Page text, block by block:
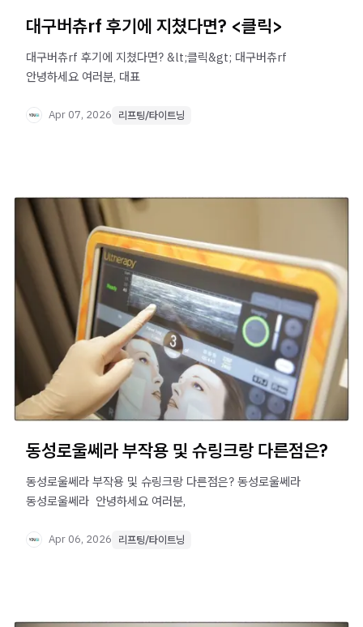
대구버츄rf 후기에 지쳤다면? <클릭>
대구버츄rf 후기에 지쳤다면? &lt;클릭&gt; 대구버츄rf ​
안녕하세요 여러분, 대표
Apr 07, 2026 리프팅/타이트닝
동성로울쎄라 부작용 및 슈링크랑 다른점은?
동성로울쎄라 부작용 및 슈링크랑 다른점은? 동성로울쎄라
동성로울쎄라 ​ 안녕하세요 여러분,
Apr 06, 2026 리프팅/타이트닝